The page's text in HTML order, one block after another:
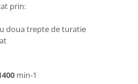
prin:
doua trepte de turatie
min-1